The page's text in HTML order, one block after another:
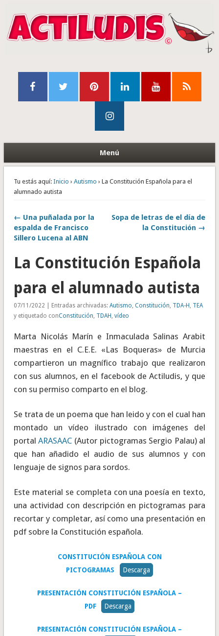
Menú
Tu estás aquí: Inicio › Autismo › La Constitución Española para el
alumnado autista
← Una puñalada por la
espalda de Francisco
Sillero Lucena al ABN
Sopa de letras de el día de
la Constitución →
La Constitución Española
para el alumnado autista
07/11/2022 | Entradas archivadas: Autismo, Constitución, TDA-H , TEA
y etiquetado conConstitución, TDAH , vídeo
Marta Nicolás Marín e Inmaculada Salinas Arabit
maestras en el C.E.E. «Las Boqueras» de Murcia
compartieron un magnífico trabajo que realizaron
con sus alumnos, en el facebook de Actiludis, y que
con su permiso comparto en el blog.
Se trata de un poema que han leido y con el cual han
montado un vídeo ilustrado con imágenes del
portalARASAAC (Autor pictogramas Sergio Palau) al
que han añadido el audio de sus alumnos y con
lenguaje de signos para sordos.
Este material se completa con una poesía en texto,
una actividad con descripción en pictogramas para
recortar y completar, así como una presentación en
pdf sobre la Constitución española.
CONSTITUCIÓN ESPAÑOLA CON
PICTOGRAMAS
Descarga
PRESENTACIÓN CONSTITUCIÓN ESPAÑOLA –
PDF
Descarga
PRESENTACIÓN CONSTITUCIÓN ESPAÑOLA –